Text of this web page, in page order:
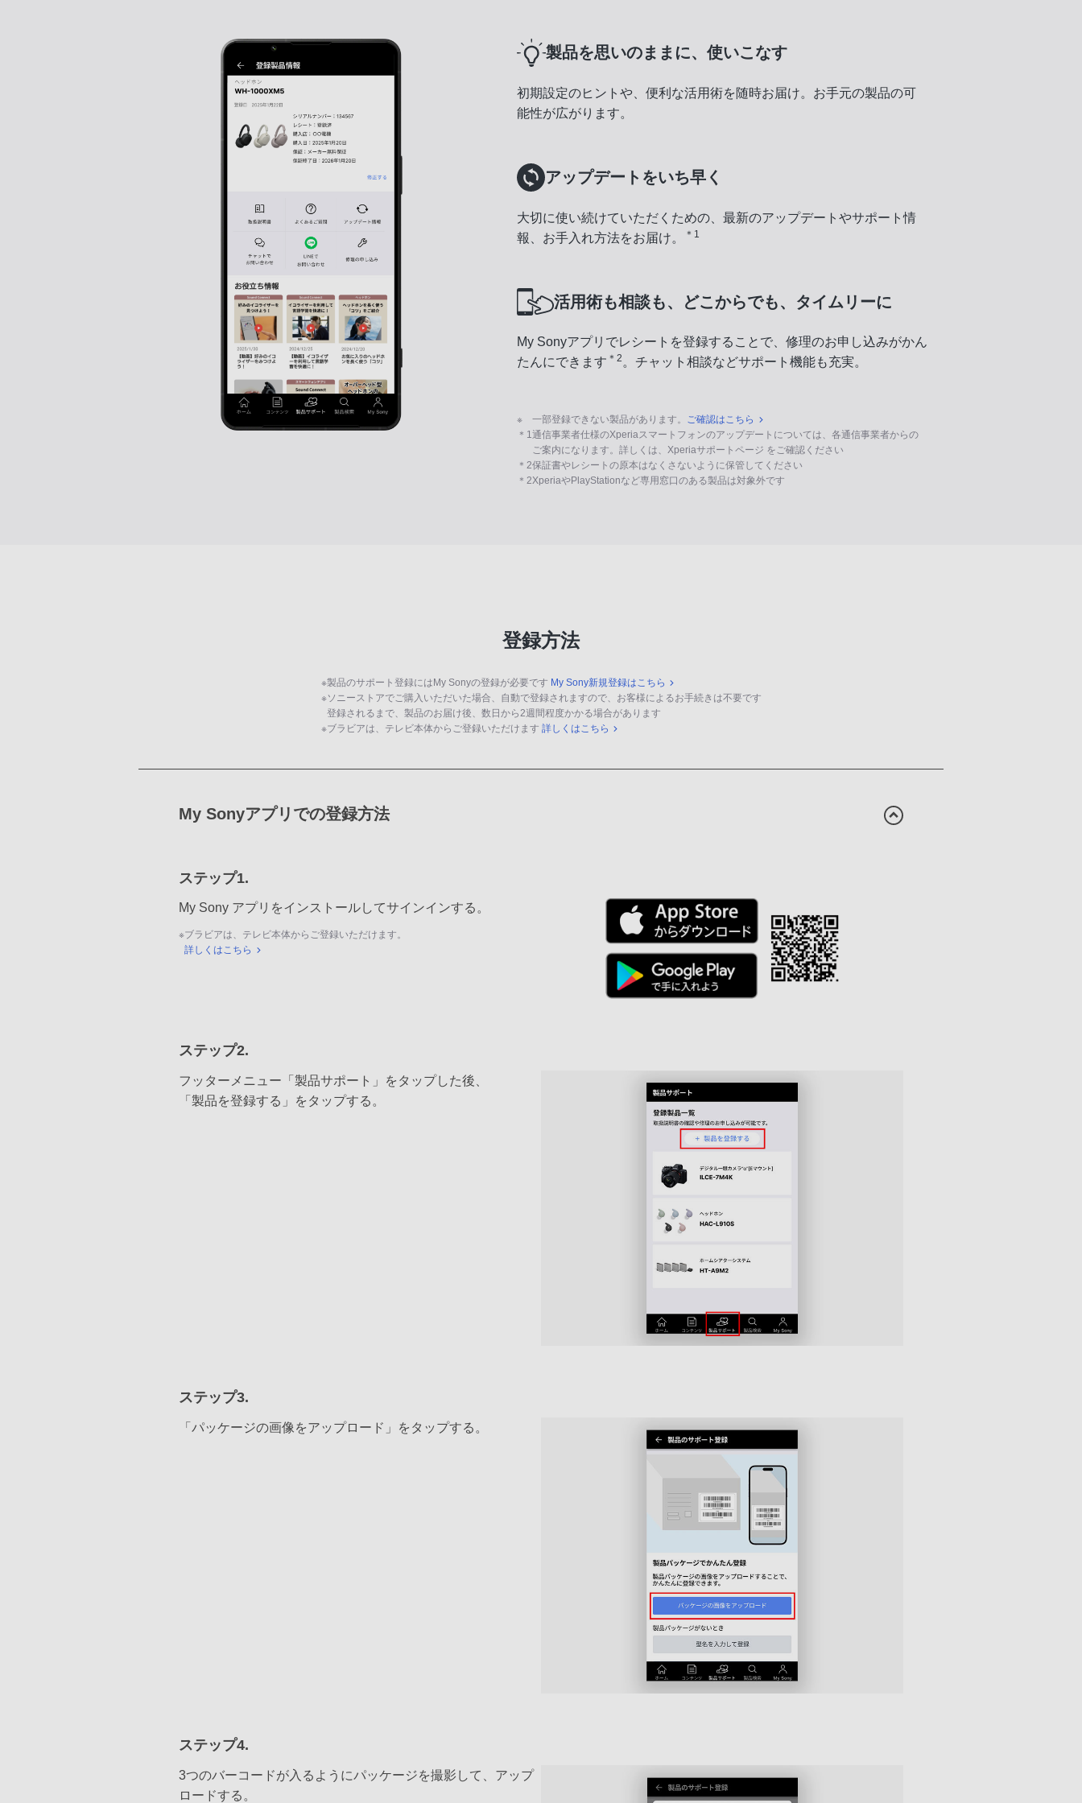
製品を思いのままに、使いこなす
初期設定のヒントや、便利な活用術を随時お届け。お手元の製品の可
能性が広がります。
アップデートをいち早く
大切に使い続けていただくための、最新のアップデートやサポート情
報、お手入れ方法をお届け。
＊1
活用術も相談も、どこからでも、 タイムリーに
My Sonyアプリでレシートを登録することで、修理のお申し込みがかん
たんにできます ＊2 。チャット相談などサポート機能も充実。
※ 一部登録できない製品があります。 ご確認はこちら
＊1通信事業者仕様のXperiaスマートフォンのアップデートについては、各通信事業者からの
ご案内になります。詳しくは、Xperiaサポートページ をご確認ください
＊2保証書やレシートの原本はなくさないように保管してください
＊2XperiaやPlayStationなど専用窓口のある製品は対象外です
登録方法
※製品のサポート登録にはMy Sonyの登録が必要です My Sony新規登録はこちら
※ソニーストアでご購入いただいた場合、自動で登録されますので、お客様によるお手続きは不要です
登録されるまで、製品のお届け後、数日から2週間程度かかる場合があります
※ブラビアは、テレビ本体からご登録いただけます 詳しくはこちら
My Sonyアプリでの登録方法
ステップ1.
My Sony アプリをインストールしてサインインする。
※ブラビアは、テレビ本体からご登録いただけます。
詳しくはこちら
ステップ2.
フッターメニュー「製品サポート」をタップした後、
「製品を登録する」をタップする。
ステップ3.
「パッケージの画像をアップロード」をタップする。
ステップ4.
3つのバーコードが入るようにパッケージを撮影して、アップ
ロードする。